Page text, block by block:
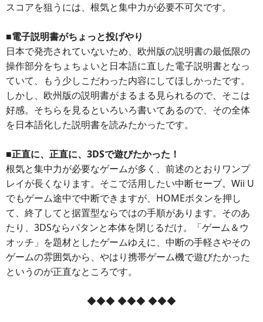
スコアを狙うには、根気と集中力が必要不可欠です。
■電子説明書がちょっと投げやり
日本で発売されていないため、欧州版の説明書の最低限の
操作部分をちょちょいと日本語に直した電子説明書となっ
ていて、もう少しこだわった内容にしてほしかったです。
しかし、欧州版の説明書がまるまる見られるので、そこは
好感。そちらを見るといろいろ書いてあるので、その全体
を日本語化した説明書を読みたかったです。
■正直に、正直に、3DSで遊びたかった！
根気と集中力が必要なゲームが多く、前述のとおりワンプ
レイが長くなります。そこで活用したい中断セーブ。Wii U
でもゲーム途中で中断できますが、HOMEボタンを押し
て、終了してと据置型ならではの手順があります。そのあ
たり、3DSならパタンと本体を閉じるだけ。「ゲーム＆ウ
オッチ」を題材としたゲームゆえに、中断の手軽さやその
ゲームの雰囲気から、やはり携帯ゲーム機で遊びたかった
というのが正直なところです。
◆◆◆ ◆◆◆ ◆◆◆